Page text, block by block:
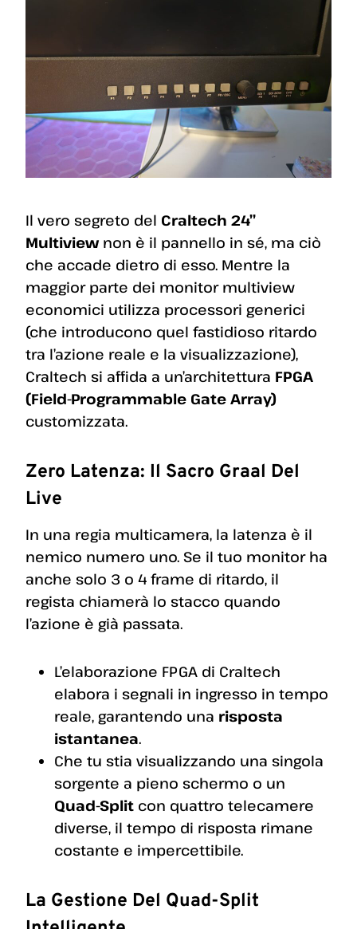
Il vero segreto del Craltech 24”
Multiview non è il pannello in sé, ma ciò
che accade dietro di esso. Mentre la
maggior parte dei monitor multiview
economici utilizza processori generici
(che introducono quel fastidioso ritardo
tra l’azione reale e la visualizzazione),
Craltech si affida a un’architettura FPGA
(Field-Programmable Gate Array)
customizzata.
Zero Latenza: Il Sacro Graal Del
Live
In una regia multicamera, la latenza è il
nemico numero uno. Se il tuo monitor ha
anche solo 3 o 4 frame di ritardo, il
regista chiamerà lo stacco quando
l’azione è già passata.
L’elaborazione FPGA di Craltech
elabora i segnali in ingresso in tempo
reale, garantendo una risposta
istantanea.
Che tu stia visualizzando una singola
sorgente a pieno schermo o un
Quad-Split con quattro telecamere
diverse, il tempo di risposta rimane
costante e impercettibile.
La Gestione Del Quad-Split